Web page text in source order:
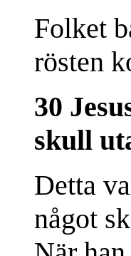
Folket
rösten
30
skull
Detta
något